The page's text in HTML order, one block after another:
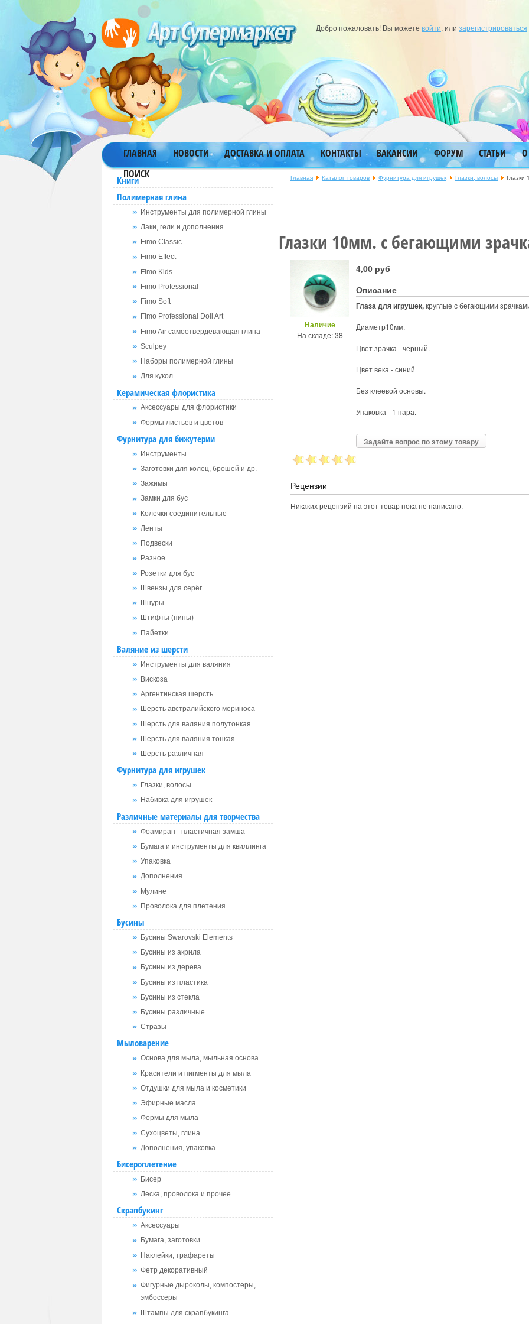
Добро пожаловать! Вы можете войти, или зарегистрироваться
ГЛАВНАЯ НОВОСТИ ДОСТАВКА И ОПЛАТА КОНТАКТЫ ВАКАНСИИ ФОРУМ СТАТЬИ
ПОИСК
Книги
Полимерная глина
Инструменты для полимерной глины
Лаки, гели и дополнения
Fimo Classic
Fimo Effect
Fimo Kids
Fimo Professional
Fimo Soft
Fimo Professional Doll Art
Fimo Air самоотвердевающая глина
Sculpey
Наборы полимерной глины
Для кукол
Керамическая флористика
Аксессуары для флористики
Формы листьев и цветов
Фурнитура для бижутерии
Инструменты
Заготовки для колец, брошей и др.
Зажимы
Замки для бус
Колечки соединительные
Ленты
Подвески
Разное
Розетки для бус
Швензы для серёг
Шнуры
Штифты (пины)
Пайетки
Валяние из шерсти
Инструменты для валяния
Вискоза
Аргентинская шерсть
Шерсть австралийского мериноса
Шерсть для валяния полутонкая
Шерсть для валяния тонкая
Шерсть различная
Фурнитура для игрушек
Глазки, волосы
Набивка для игрушек
Различные материалы для творчества
Фоамиран - пластичная замша
Бумага и инструменты для квиллинга
Упаковка
Дополнения
Мулине
Проволока для плетения
Бусины
Бусины Swarovski Elements
Бусины из акрила
Бусины из дерева
Бусины из пластика
Бусины из стекла
Бусины различные
Стразы
Мыловарение
Основа для мыла, мыльная основа
Красители и пигменты для мыла
Отдушки для мыла и косметики
Эфирные масла
Формы для мыла
Сухоцветы, глина
Дополнения, упаковка
Бисероплетение
Бисер
Леска, проволока и прочее
Скрапбукинг
Аксессуары
Бумага, заготовки
Наклейки, трафареты
Фетр декоративный
Фигурные дыроколы, компостеры,
эмбоссеры
Штампы для скрапбукинга
Главная Каталог товаров Фурнитура для игрушек Глазки, волосы
Глазки 10мм. с бегающими
Наличие
На складе: 38
4,00 руб
Описание
Глаза для игрушек,круглые с бегающими
Диаметр10мм.
Цвет зрачка - черный.
Цвет века - синий
Без клеевой основы.
Упаковка - 1 пара.
Задайте вопрос по этому товару
Рецензии
Никаких рецензий на этот товар пока не написано.